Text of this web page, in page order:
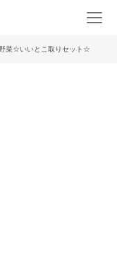
菜☆いいとこ取りセット☆